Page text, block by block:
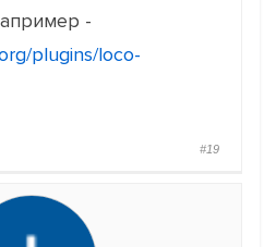
-
plugins/loco-
#19